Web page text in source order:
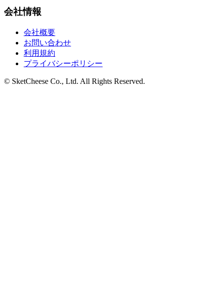
会社情報
会社概要
お問い合わせ
利用規約
プライバシーポリシー
© SketCheese Co., Ltd. All Rights Reserved.